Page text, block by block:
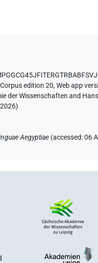
Corpus edition 20, Web app
der Wissenschaften and
)
Aegyptiae (accessed:06